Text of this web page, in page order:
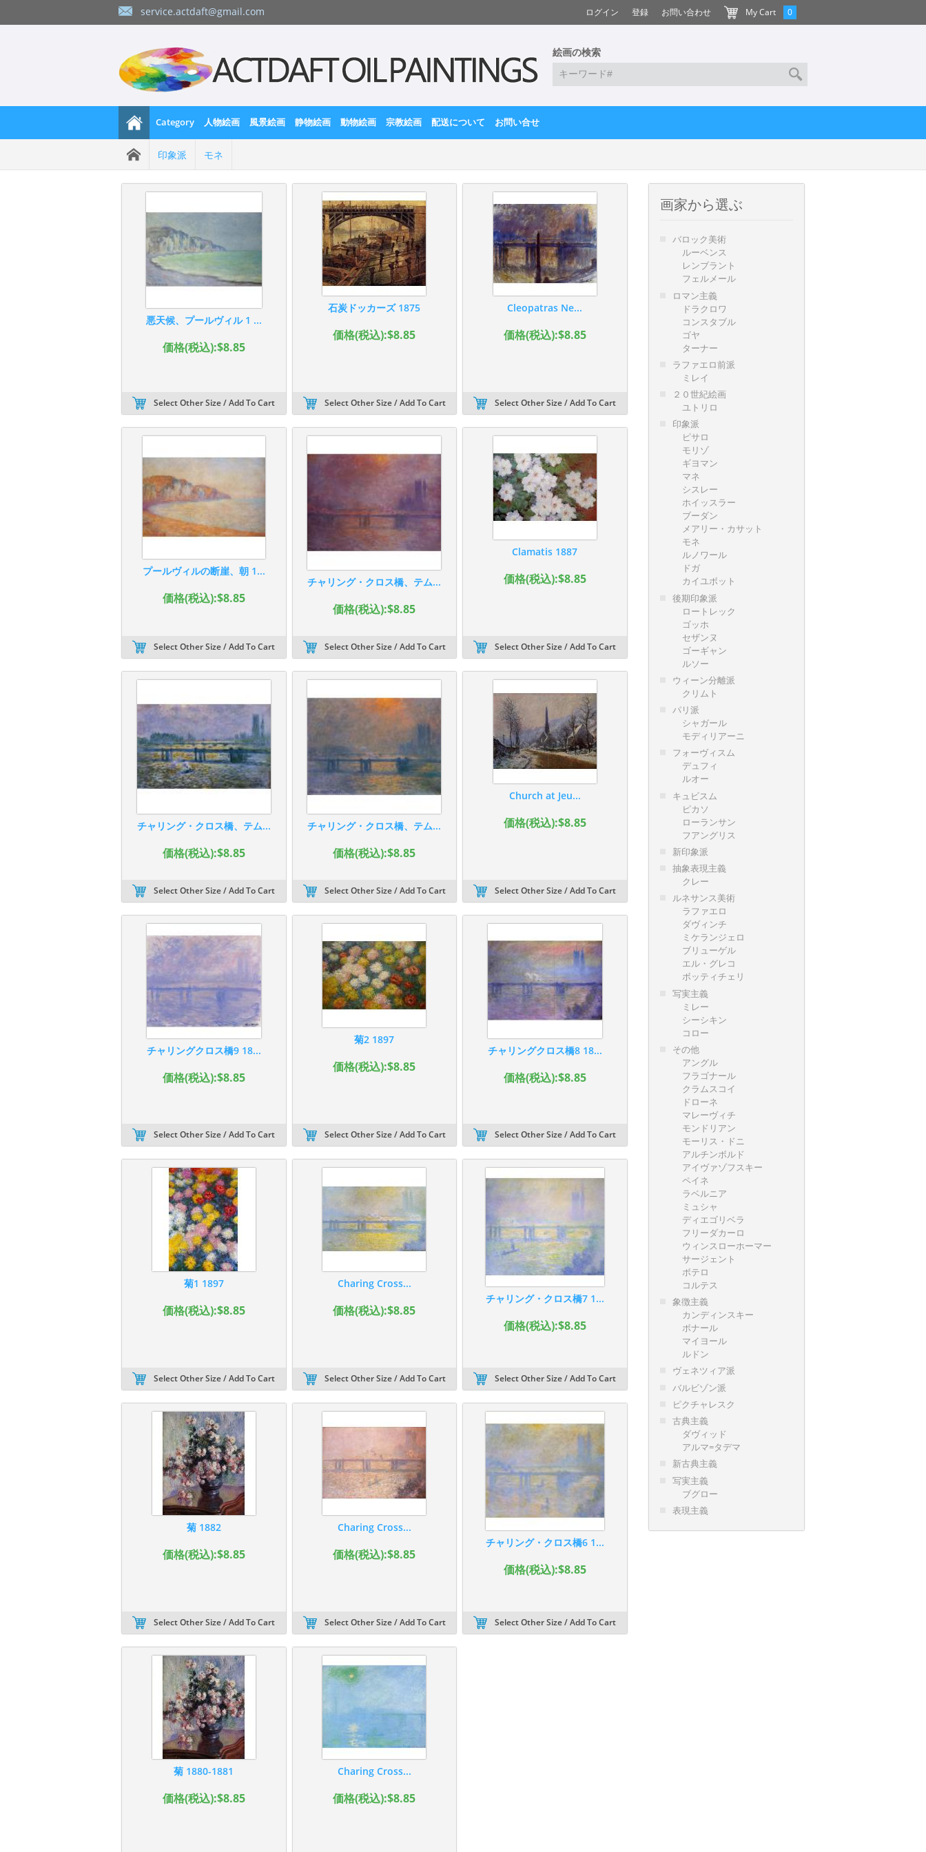
service.actdaft@gmail.com ログイン 登録 お問い合わせ My Cart 0
絵画の検索
Category 人物絵画 風景絵画 静物絵画 動物絵画 宗教絵画 配送について お問い合せ
印象派 モネ
悪天候、プールヴィル 1 ...
価格(税込):$8.85
Select Other Size / Add To Cart
石炭ドッカーズ 1875
価格(税込):$8.85
Select Other Size / Add To Cart
Cleopatras Ne...
価格(税込):$8.85
Select Other Size / Add To Cart
プールヴィルの断崖、朝 1...
価格(税込):$8.85
Select Other Size / Add To Cart
チャリング・クロス橋、テム...
価格(税込):$8.85
Select Other Size / Add To Cart
Clamatis 1887
価格(税込):$8.85
Select Other Size / Add To Cart
チャリング・クロス橋、テム...
価格(税込):$8.85
Select Other Size / Add To Cart
チャリング・クロス橋、テム...
価格(税込):$8.85
Select Other Size / Add To Cart
Church at Jeu...
価格(税込):$8.85
Select Other Size / Add To Cart
チャリングクロス橋9 18...
価格(税込):$8.85
Select Other Size / Add To Cart
菊2 1897
価格(税込):$8.85
Select Other Size / Add To Cart
チャリングクロス橋8 18...
価格(税込):$8.85
Select Other Size / Add To Cart
菊1 1897
価格(税込):$8.85
Select Other Size / Add To Cart
Charing Cross...
価格(税込):$8.85
Select Other Size / Add To Cart
チャリング・クロス橋7 1...
価格(税込):$8.85
Select Other Size / Add To Cart
菊 1882
価格(税込):$8.85
Select Other Size / Add To Cart
Charing Cross...
価格(税込):$8.85
Select Other Size / Add To Cart
チャリング・クロス橋6 1...
価格(税込):$8.85
Select Other Size / Add To Cart
菊 1880-1881
価格(税込):$8.85
Charing Cross...
価格(税込):$8.85
画家から選ぶ
バロック美術
ルーベンス
レンブラント
フェルメール
ロマン主義
ドラクロワ
コンスタブル
ゴヤ
ターナー
ラファエロ前派
ミレイ
２０世紀絵画
ユトリロ
印象派
ピサロ
モリゾ
ギヨマン
マネ
シスレー
ホイッスラー
ブーダン
メアリー・カサット
モネ
ルノワール
ドガ
カイユボット
後期印象派
ロートレック
ゴッホ
セザンヌ
ゴーギャン
ルソー
ウィーン分離派
クリムト
パリ派
シャガール
モディリアーニ
フォーヴィスム
デュフィ
ルオー
キュビスム
ピカソ
ローランサン
フアングリス
新印象派
抽象表現主義
クレー
ルネサンス美術
ラファエロ
ダヴィンチ
ミケランジェロ
ブリューゲル
エル・グレコ
ボッティチェリ
写実主義
ミレー
シーシキン
コロー
その他
アングル
フラゴナール
クラムスコイ
ドローネ
マレーヴィチ
モンドリアン
モーリス・ドニ
アルチンボルド
アイヴァゾフスキー
ペイネ
ラベルニア
ミュシャ
ディエゴリベラ
フリーダカーロ
ウィンスローホーマー
サージェント
ボテロ
コルテス
象徴主義
カンディンスキー
ボナール
マイヨール
ルドン
ヴェネツィア派
バルビゾン派
ピクチャレスク
古典主義
ダヴィッド
アルマ=タデマ
新古典主義
写実主義
ブグロー
表現主義